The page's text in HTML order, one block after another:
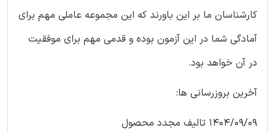
کارشناسان ما بر این باورند که این مجموعه عاملی مهم برای
آمادگی شما در این آزمون بوده و قدمی مهم برای موفقیت
در آن خواهد بود.
آخرین بروزرسانی ها:
1404/09/09 تالیف مجدد محصول